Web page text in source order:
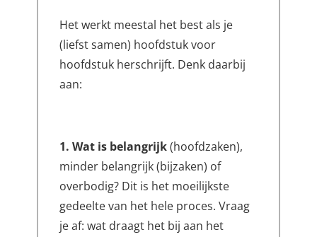
Het werkt meestal het best als je
(liefst samen) hoofdstuk voor
hoofdstuk herschrijft. Denk daarbij
aan:
1. Wat is belangrijk(hoofdzaken),
minder belangrijk (bijzaken) of
overbodig? Dit is het moeilijkste
gedeelte van het hele proces. Vraag
je af: wat draagt het bij aan het